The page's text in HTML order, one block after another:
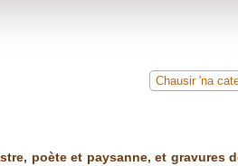
poète et paysanne, et gravures